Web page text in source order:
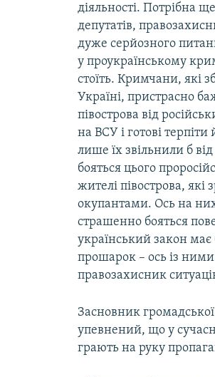
діяльності. Потрібна
депутатів,
дуже серйозного
у проукраїнському
стоїть. Кримчани, які
Україні, пристрасно
півострова від
на ВСУ і готові терпіти
лише їх звільнили б
бояться цього
жителі півострова,
окупантами. Ось на
страшенно бояться
український закон
прошарок – ось із
правозахисник
Засновник
упевнений, що у
грають на руку